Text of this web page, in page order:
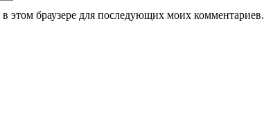
этом браузере для последующих моих комментариев.